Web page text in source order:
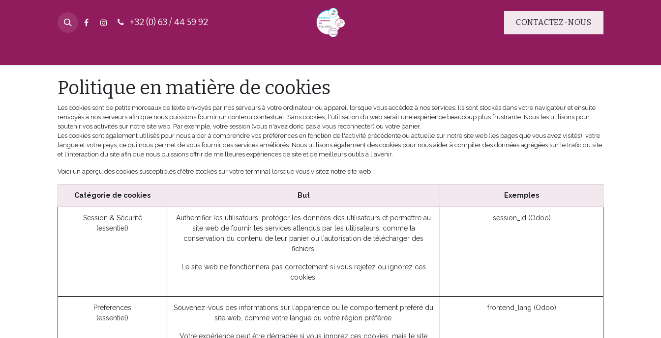
+32 (0) 63 / 4​4 59 92 CONTACTEZ-NOUS
Politique en matière de cookies
Les cookies sont de petits morceaux de texte envoyés par nos serveurs à votre ordinateur ou appareil lorsque vous accédez à nos services. Ils sont stockés dans votre navigateur et ensuite
renvoyés à nos serveurs afin que nous puissions fournir un contenu contextuel. Sans cookies, l'utilisation du web serait une expérience beaucoup plus frustrante. Nous les utilisons pour
soutenir vos activités sur notre site web. Par exemple, votre session (vous n'avez donc pas à vous reconnecter) ou votre panier.
Les cookies sont également utilisés pour nous aider à comprendre vos préférences en fonction de l'activité précédente ou actuelle sur notre site web (les pages que vous avez visités), votre
langue et votre pays, ce qui nous permet de vous fournir des services améliorés. Nous utilisons également des cookies pour nous aider à compiler des données agrégées sur le trafic du site
et l'interaction du site afin que nous puissions offrir de meilleures expériences de site et de meilleurs outils à l'avenir.
Voici un aperçu des cookies susceptibles d'être stockés sur votre terminal lorsque vous visitez notre site web :
Catégorie de cookies But Exemples
Session & Sécurité
(essentiel)
Authentifier les utilisateurs, protéger les données des utilisateurs et permettre au
site web de fournir les services attendus par les utilisateurs, comme la
conservation du contenu de leur panier ou l'autorisation de télécharger des
fichiers.
Le site web ne fonctionnera pas correctement si vous rejetez ou ignorez ces
cookies.
session_id (Odoo)
Préférences
(essentiel)
Souvenez-vous des informations sur l'apparence ou le comportement préféré du
site web, comme votre langue ou votre région préférée.
Votre expérience peut être dégradée si vous ignorez ces cookies, mais le site
frontend_lang (Odoo)